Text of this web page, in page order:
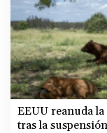
EEUU reanuda
tras la